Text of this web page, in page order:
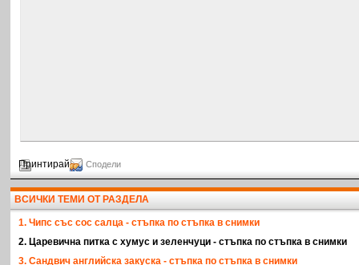
Принтирай Сподели
ВСИЧКИ ТЕМИ ОТ РАЗДЕЛА
1. Чипс със сос салца - стъпка по стъпка в снимки
2. Царевична питка с хумус и зеленчуци - стъпка по стъпка в снимки
3. Сандвич английска закуска - стъпка по стъпка в снимки